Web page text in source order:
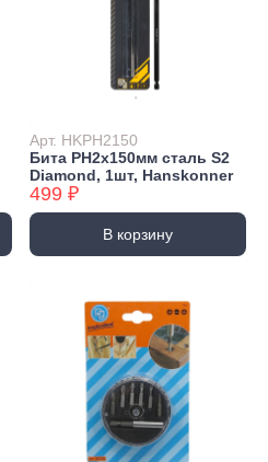
Арт. HKPH2150
Бита PH2x150мм сталь S2
Diamond, 1шт, Hanskonner
499 ₽
В корзину